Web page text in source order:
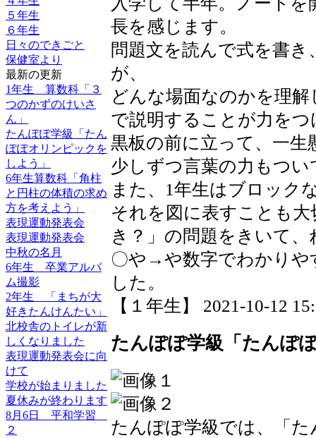
５年生
６年生
日々のできごと
保健室より
最新の更新
1年生 算数科「３
つのかずのけいさ
ん」
たんぽぽ学級「たん
ぽぽオリンピックを
しよう」
6年生算数科「角柱
と円柱の体積の求め
方を考えよう」
表現運動発表会
表現運動発表会
中秋の名月
6年生 卒業アルバ
ム撮影
2年生 「まちが大
好きたんけんたい」
北校舎のトイレが新
しくなりました
表現運動発表会に向
けて
学校が始まりました
夏休みが終わります
8月6日 平和学習
２
長を感じます。
問題文を読んで式を書
が、
どんな場面なのかを理
で説明することが力を
黒板の前に立って、一生
少しずつ言葉の力もつ
また、1年生はブロック
それを図に表すことも
き？」の問題をきいて
〇や→や数字でわかりや
した。
【１年生】 2021-10-12
たんぽぽ学級「たんぽ
たんぽぽ学級では、「